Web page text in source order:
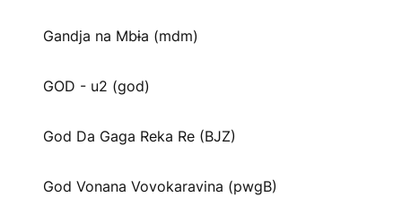
Gandja na Mbɨa (mdm)
GOD - u2 (god)
God Da Gaga Reka Re (BJZ)
God Vonana Vovokaravina (pwgB)